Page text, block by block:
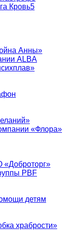
Кровь5
Анны»
ALBA
«Флора»
«Доброторг»
PBF
детям
храбрости»